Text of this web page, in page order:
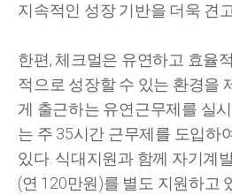
지속적인 성장 기반을 더욱 견
한편, 체크멀은 유연하고 효율
적으로 성장할 수 있는 환경을
게 출근하는 유연근무제를 실
는 주 35시간 근무제를 도입하
있다. 식대지원과 함께 자기계
(연 120만원)를 별도 지원하고